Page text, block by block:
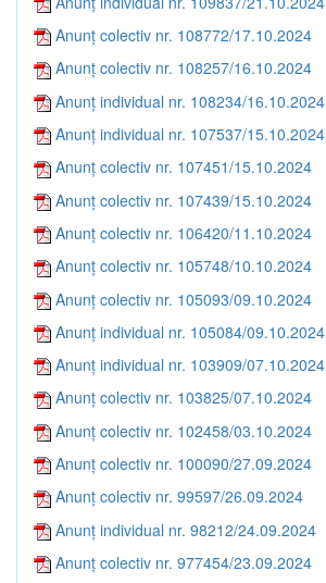
Anunț colectiv nr. 108772/17.10.2024
Anunț colectiv nr. 108257/16.10.2024
Anunț individual nr. 108234/16.10.2024
Anunț individual nr. 107537/15.10.2024
Anunț colectiv nr. 107451/15.10.2024
Anunț colectiv nr. 107439/15.10.2024
Anunț colectiv nr. 106420/11.10.2024
Anunț colectiv nr. 105748/10.10.2024
Anunț colectiv nr. 105093/09.10.2024
Anunț individual nr. 105084/09.10.2024
Anunț individual nr. 103909/07.10.2024
Anunț colectiv nr. 103825/07.10.2024
Anunț colectiv nr. 102458/03.10.2024
Anunț colectiv nr. 100090/27.09.2024
Anunț colectiv nr. 99597/26.09.2024
Anunț individual nr. 98212/24.09.2024
Anunț colectiv nr. 977454/23.09.2024